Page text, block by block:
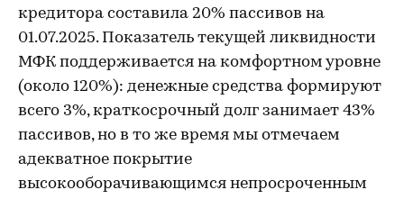
кредитора составила 20% пассивов на
01.07.2025. Показатель текущей ликвидности
МФК поддерживается на комфортном уровне
(около 120%): денежные средства формируют
всего 3%, краткосрочный долг занимает 43%
пассивов, но в то же время мы отмечаем
адекватное покрытие
высокооборачивающимся непросроченным